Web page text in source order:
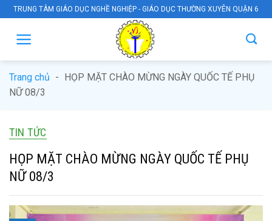
Skip
to
content
TRUNG TÂM GIÁO DỤC NGHỀ NGHIỆP - GIÁO DỤC THƯỜNG XUYÊN QUẬN 6
Trang chủ - HỌP MẶT CHÀO MỪNG NGÀY QUỐC TẾ PHỤ
NỮ 08/3
TIN TỨC
HỌP MẶT CHÀO MỪNG NGÀY QUỐC TẾ PHỤ
NỮ 08/3